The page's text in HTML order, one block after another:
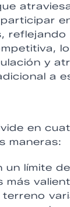
y
a
en
maneras:
un límite